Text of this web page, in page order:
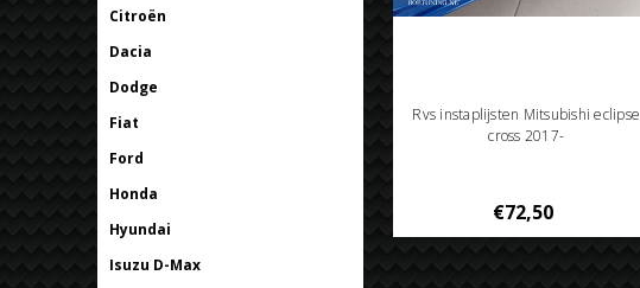
Citroën
Dacia
Dodge
Fiat
Ford
Honda
Hyundai
Isuzu D-Max
Rvs instaplijsten Mitsubishi eclipse
cross 2017-
€72,50